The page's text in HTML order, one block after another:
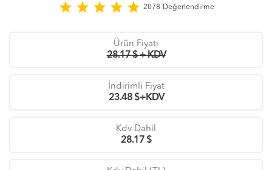
star star star star star 2078 Değerlendirme
Ürün Fiyatı
28.17 $ + KDV
İndirimli Fiyat
23.48$+KDV
Kdv Dahil
28.17$